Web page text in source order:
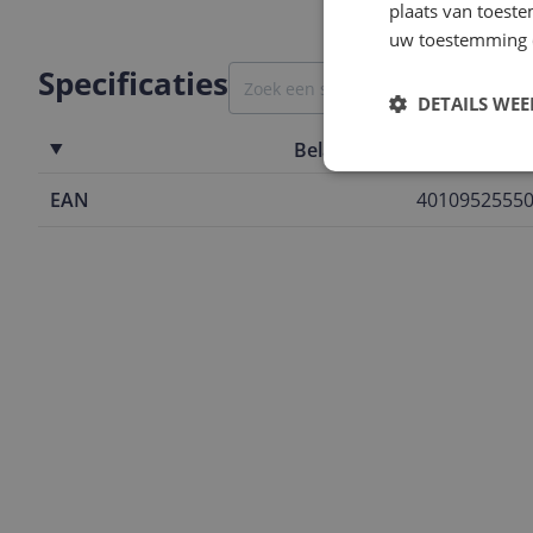
Specificaties
Belangrijkste kenmerken
EAN
plaats van
uw
DETAILS